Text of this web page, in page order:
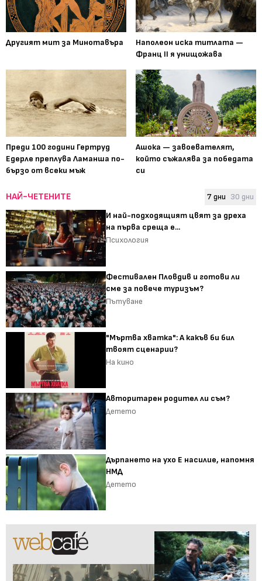
Другият мит за Минотавъра
Наполеон иска титлата —
Франц II я унищожава
Преди 100 години Гертруд
Едерле преплува Ламанша по-
бързо от всеки мъж
Ашока — завоевателят,
който съжалява за победата
си
НАЙ-ЧЕТЕНИТЕ 7 дни 30 дни
И най-подходящият цвят за дреха
на първа среща е...
Психология
Фестивален Пловдив и готови ли
сме за повече туризъм?
Пътуване
"Мъртва хватка": А какъв би бил
твоят сценарии?
На кино
Авторитарен родител ли съм?
Детето
Дърпането на ухо Е насилие, напомня
НМД
Детето